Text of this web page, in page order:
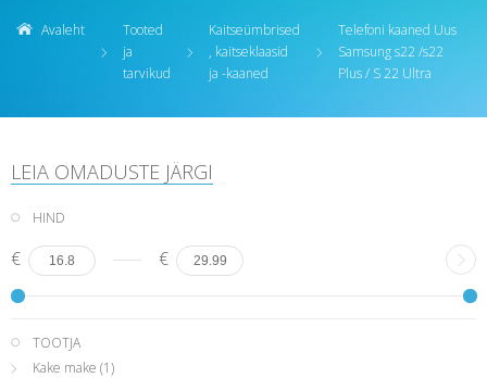
Avaleht
Tooted
ja
tarvikud
Kaitseümbrised
, kaitseklaasid
ja -kaaned
Telefoni kaaned Uus
Samsung s22 /s22
Plus / S 22 Ultra
LEIA OMADUSTE JÄRGI
HIND
€ €
TOOTJA
Kake make (1)